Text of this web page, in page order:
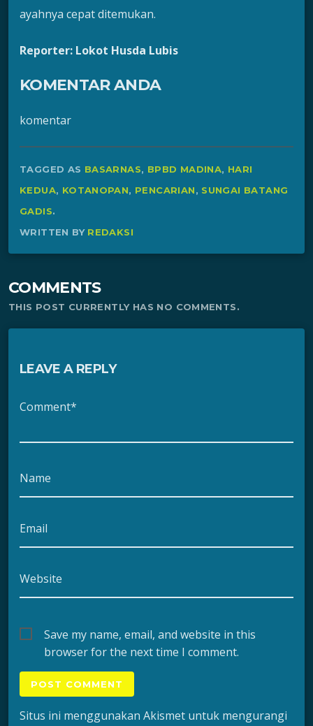
ayahnya cepat ditemukan.
Reporter: Lokot Husda Lubis
KOMENTAR ANDA
komentar
TAGGED AS BASARNAS, BPBD MADINA, HARI
KEDUA, KOTANOPAN, PENCARIAN, SUNGAI BATANG
GADIS.
WRITTEN BY REDAKSI
COMMENTS
THIS POST CURRENTLY HAS NO COMMENTS.
LEAVE A REPLY
Comment*
Name
Email
Website
Save my name, email, and website in this
browser for the next time I comment.
Situs ini menggunakan Akismet untuk mengurangi